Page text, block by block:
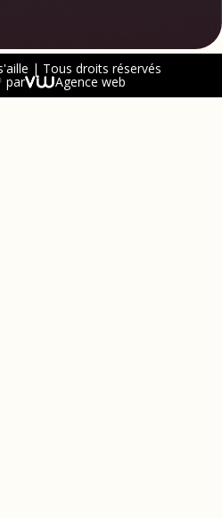
| Tous droits réservés
par Agence web